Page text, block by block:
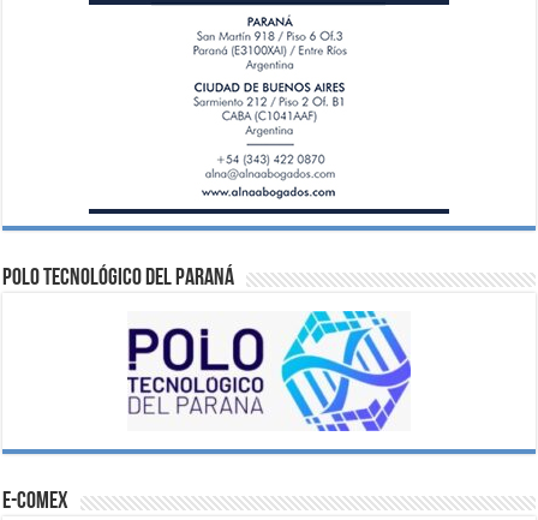
Polo Tecnológico del Paraná
e-comex